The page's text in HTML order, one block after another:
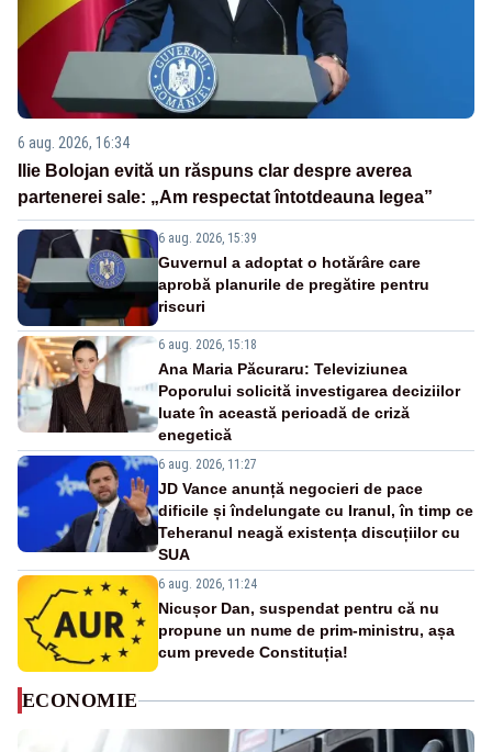
6 aug. 2026, 16:34
Ilie Bolojan evită un răspuns clar despre averea
partenerei sale: „Am respectat întotdeauna legea”
6 aug. 2026, 15:39
Guvernul a adoptat o hotărâre care
aprobă planurile de pregătire pentru
riscuri
6 aug. 2026, 15:18
Ana Maria Păcuraru: Televiziunea
Poporului solicită investigarea deciziilor
luate în această perioadă de criză
enegetică
6 aug. 2026, 11:27
JD Vance anunță negocieri de pace
dificile și îndelungate cu Iranul, în timp ce
Teheranul neagă existența discuțiilor cu
SUA
6 aug. 2026, 11:24
Nicușor Dan, suspendat pentru că nu
propune un nume de prim-ministru, așa
cum prevede Constituția!
ECONOMIE